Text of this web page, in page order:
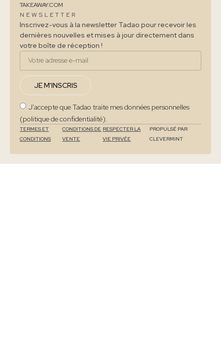
TAKEAWAY.COM
NEWSLETTER
Inscrivez-vous à la newsletter Tadao pour recevoir les
dernières nouvelles et mises à jour directement dans
votre boîte de réception !
JE M'INSCRIS
J'accepte que Tadao traite mes données personnelles
(politique de confidentialité).
TERMES ET
CONDITIONS
CONDITIONS DE
VENTE
RESPECTER LA
VIE PRIVÉE
PROPULSÉ PAR
CLEVERMINT